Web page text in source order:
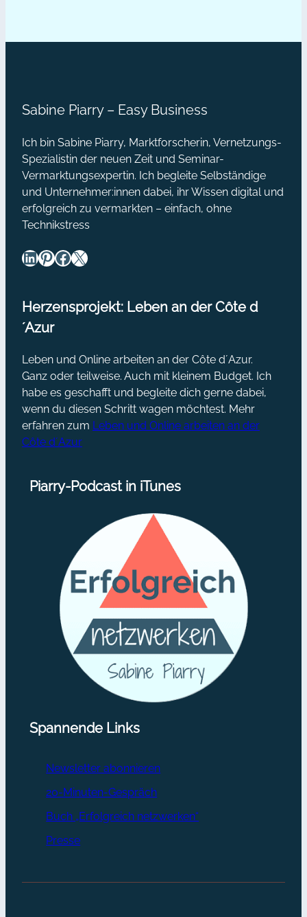
Kontaktbestätigung im
Media?
Sabine Piarry – Easy Business
Ich bin Sabine Piarry, Marktforscherin, Vernetzungs-
Spezialistin der neuen Zeit und Seminar-
Vermarktungsexpertin. Ich begleite Selbständige
und Unternehmer:innen dabei, ihr Wissen digital und
erfolgreich zu vermarkten – einfach, ohne
Technikstress
LinkedIn Pinterest Facebook X
Herzensprojekt: Leben an der Côte d
´Azur
Leben und Online arbeiten an der Côte d´Azur.
Ganz oder teilweise. Auch mit kleinem Budget. Ich
habe es geschafft und begleite dich gerne dabei,
wenn du diesen Schritt wagen möchtest. Mehr
erfahren zum Leben und Online arbeiten an der
Côte d´Azur
Piarry-Podcast in iTunes
Spannende Links
Newsletter abonnieren
20-Minuten-Gespräch
Buch „Erfolgreich netzwerken“
Presse